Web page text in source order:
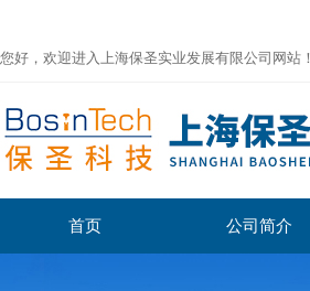
您好，欢迎进入上海保圣实业发展有限公司网站！
首页 公司简介